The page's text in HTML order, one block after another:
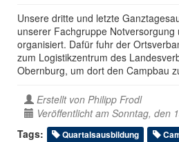
Unsere dritte und letzte
unserer Fachgruppe Notversorgung
organisiert. Dafür fuhr der
zum Logistikzentrum des
Obernburg, um dort den Campbau
Erstellt von Philipp Frodl
Veröffentlicht am Sonntag, den
Tags:
Quartalsausbildung